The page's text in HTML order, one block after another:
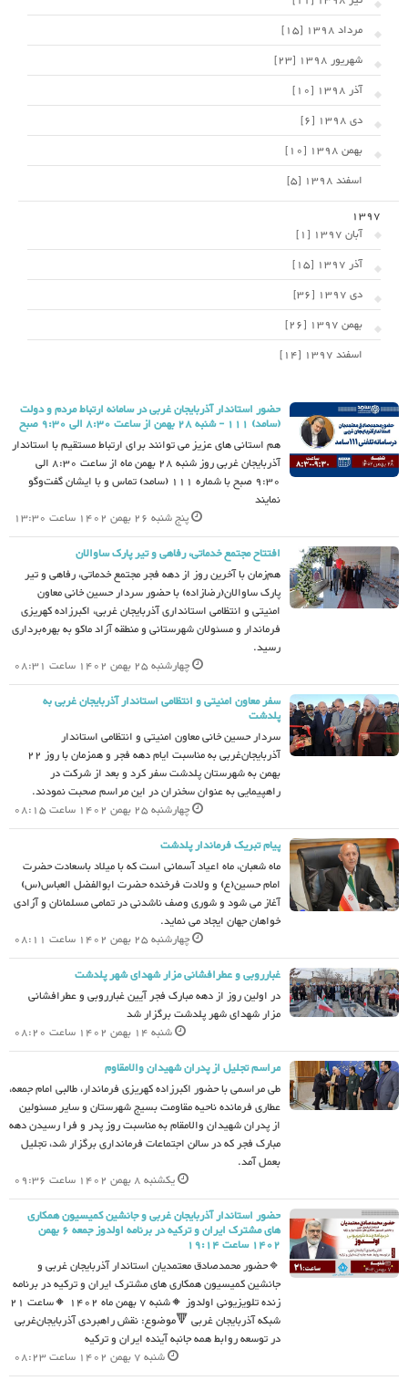
مرداد 1398 [15]
شهریور 1398 [23]
آذر 1398 [10]
دی 1398 [6]
بهمن 1398 [10]
اسفند 1398 [5]
1397
آبان 1397 [1]
آذر 1397 [15]
دی 1397 [36]
بهمن 1397 [26]
اسفند 1397 [14]
حضور استاندار آذربایجان غربى در سامانه ارتباط مردم و دولت
(سامد) ١١١ - شنبه 28 بهمن از ساعت 8:30 الی 9:30 صبح
هم استانى هاى عزیز می توانند براى ارتباط مستقیم با استاندار
آذربایجان غربى روز شنبه 28 بهمن ماه از ساعت 8:30 الی
9:30 صبح با شماره 111 (سامد) تماس و با ایشان گفت‌وگو
نمایند
پنج شنبه 26 بهمن 1402 ساعت 13:30
افتتاح مجتمع خدماتی، رفاهی و تیر پارک ساوالان
هم‌زمان با آخرین روز از دهه فجر مجتمع خدماتی، رفاهی و تیر
پارک ساوالان(رضازاده) با حضور سردار حسین خانی معاون
امنیتی و انتظامی استانداری آذربایجان غربی، اکبرزاده کهریزی
فرماندار و مسئولان شهرستانی و منطقه آزاد ماکو به بهره‌برداری
رسید.
چهارشنبه 25 بهمن 1402 ساعت 08:31
سفر معاون امنیتی و انتظامی استاندار آذربایجان غربی به
پلدشت
سردار حسین خانی معاون امنیتی و انتظامی استاندار
آذربایجان‌غربی به مناسبت ایام دهه فجر و همزمان با روز 22
بهمن به شهرستان پلدشت سفر کرد و بعد از شرکت در
راهپیمایی به عنوان سخنران در این مراسم صحبت نمودند.
چهارشنبه 25 بهمن 1402 ساعت 08:15
پیام تبریک فرماندار پلدشت
ماه شعبان، ماه اعیاد آسمانی است که با میلاد باسعادت حضرت
امام حسین(ع) و ولادت فرخنده حضرت ابوالفضل العباس(س)
آغاز می شود و شوری وصف ناشدنی در تمامی مسلمانان و آزادی
خواهان جهان ایجاد می نماید.
چهارشنبه 25 بهمن 1402 ساعت 08:11
غبارروبی و عطرافشانی مزار شهدای شهر پلدشت
در اولین روز از دهه مبارک فجر آیین غبارروبی و عطرافشانی
مزار شهدای شهر پلدشت برگزار شد
شنبه 14 بهمن 1402 ساعت 08:20
مراسم تجلیل از پدران شهیدان والامقاوم
طی مراسمی با حضور اکبرزاده کهریزی فرماندار، طالبی امام جمعه،
عطاری فرمانده ناحیه مقاومت بسیج شهرستان و سایر مسئولین
از پدران شهیدان والامقام به مناسبت روز پدر و فرا رسیدن دهه
مبارک فجر که در سالن اجتماعات فرمانداری برگزار شد، تجلیل
بعمل آمد.
یکشنبه 8 بهمن 1402 ساعت 09:36
حضور استاندار آذربایجان غربى و جانشین کمیسیون همکارى
هاى مشترک ایران و ترکیه در برنامه اولدوز جمعه 6 بهمن
1402 ساعت 19:14
🔹حضور محمدصادق معتمدیان استاندار آذربایجان غربى و
جانشین کمیسیون همکارى هاى مشترک ایران و ترکیه در برنامه
زنده تلویزیونى اولدوز 🔸شنبه ٧ بهمن ماه ١٤٠٢ 🔸ساعت 21
شبکه آذربایجان غربى 🔻موضوع: نقش راهبردی آذربایجان‌غربی
در توسعه روابط همه جانبه آینده ایران و ترکیه
شنبه 7 بهمن 1402 ساعت 08:23